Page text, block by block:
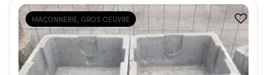
MAÇONNERIE, GROS OEUVRE